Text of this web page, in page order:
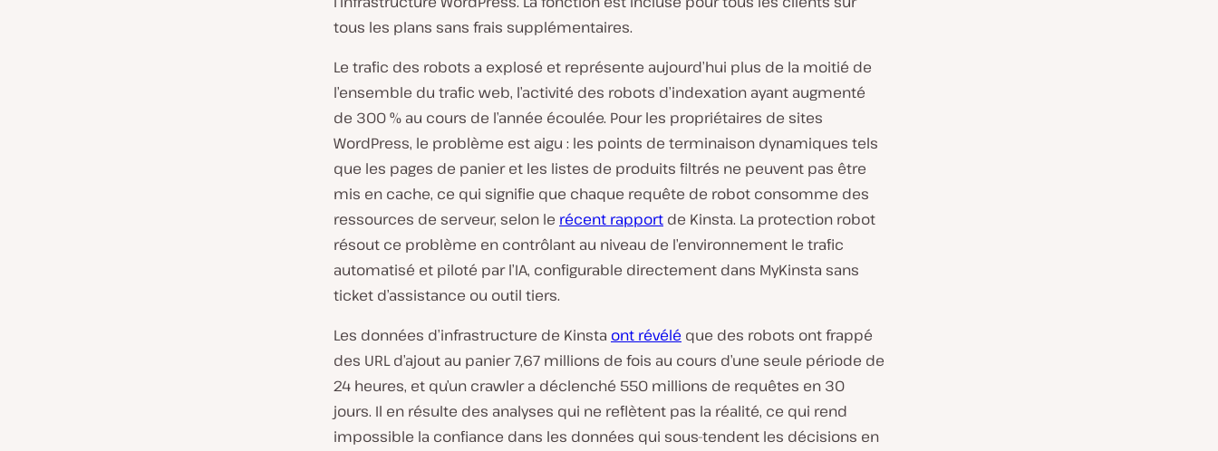
tous les plans sans frais supplémentaires.
Le trafic des robots a explosé et représente aujourd’hui plus de la moitié de
l’ensemble du trafic web, l’activité des robots d’indexation ayant augmenté
de 300 % au cours de l’année écoulée. Pour les propriétaires de sites
WordPress, le problème est aigu : les points de terminaison dynamiques tels
que les pages de panier et les listes de produits filtrés ne peuvent pas être
mis en cache, ce qui signifie que chaque requête de robot consomme des
ressources de serveur, selon le récent rapport de Kinsta. La protection robot
résout ce problème en contrôlant au niveau de l’environnement le trafic
automatisé et piloté par l’IA, configurable directement dans MyKinsta sans
ticket d’assistance ou outil tiers.
Les données d’infrastructure de Kinsta ont révélé que des robots ont frappé
des URL d’ajout au panier 7,67 millions de fois au cours d’une seule période de
24 heures, et qu’un crawler a déclenché 550 millions de requêtes en 30
jours. Il en résulte des analyses qui ne reflètent pas la réalité, ce qui rend
impossible la confiance dans les données qui sous-tendent les décisions en